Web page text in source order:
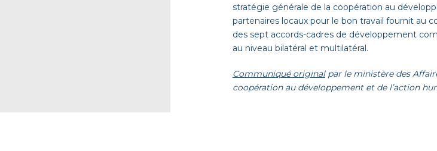
stratégie générale de la coopération au
partenaires locaux pour le bon travail fournit au
des sept accords-cadres de développement
au niveau bilatéral et multilatéral.
Communiqué originalpar le ministère des
coopération au développement et de l’action